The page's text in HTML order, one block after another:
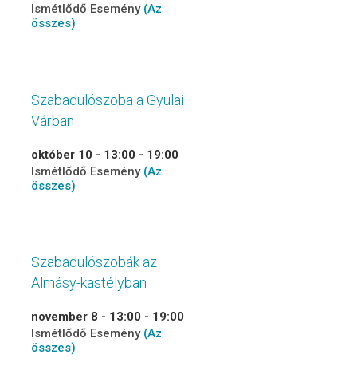
Ismétlődő Esemény (Az
összes)
Szabadulószoba a Gyulai
Várban
október 10 - 13:00 - 19:00
Ismétlődő Esemény (Az
összes)
Szabadulószobák az
Almásy-kastélyban
november 8 - 13:00 - 19:00
Ismétlődő Esemény (Az
összes)